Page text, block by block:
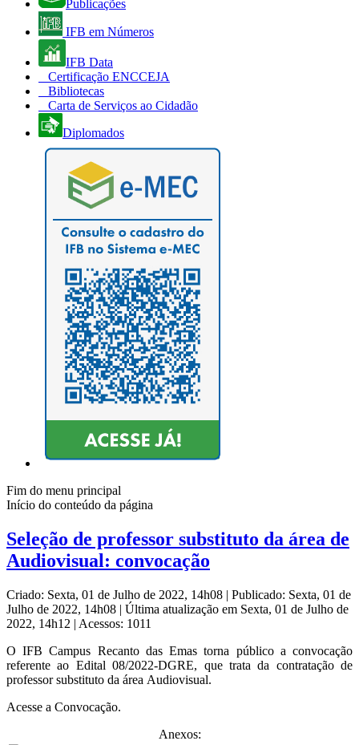
Publicações
IFB em Números
IFB Data
Certificação ENCCEJA
Bibliotecas
Carta de Serviços ao Cidadão
Diplomados
Fim do menu principal
Início do conteúdo da página
Seleção de professor substituto da área de
Audiovisual: convocação
Criado: Sexta, 01 de Julho de 2022, 14h08 | Publicado: Sexta, 01 de
Julho de 2022, 14h08 | Última atualização em Sexta, 01 de Julho de
2022, 14h12 | Acessos: 1011
O IFB Campus Recanto das Emas torna público a convocação
referente ao Edital 08/2022-DGRE, que trata da contratação de
professor substituto da área Audiovisual.
Acesse a Convocação.
Anexos: